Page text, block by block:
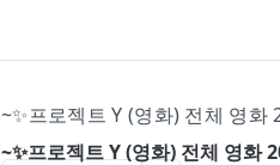
~✨프로젝트 Y (영화) 전체 영
~✨프로젝트 Y (영화) 전체 영화